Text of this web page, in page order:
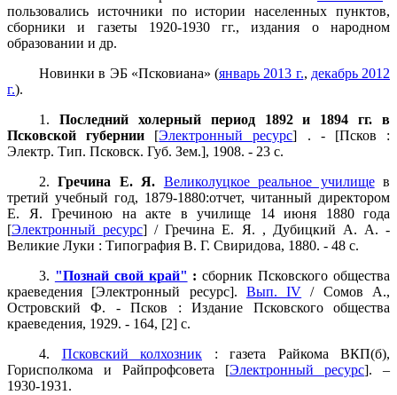
пользовались источники по истории населенных пунктов,
сборники и газеты 1920-1930 гг., издания о народном
образовании и др.
Новинки в ЭБ «Псковиана» (январь 2013 г., декабрь 2012
г.).
1. Последний холерный период 1892 и 1894 гг. в
Псковской губернии [Электронный ресурс] . - [Псков :
Электр. Тип. Псковск. Губ. Зем.], 1908. - 23 с.
2.Гречина Е. Я. Великолуцкое реальное училищев
третий учебный год, 1879-1880:отчет, читанный директором
Е. Я. Гречиною на акте в училище 14 июня 1880 года
[Электронный ресурс] / Гречина Е. Я. , Дубицкий А. А. -
Великие Луки : Типография В. Г. Свиридова, 1880. - 48 с.
3. "Познай свой край" :сборник Псковского общества
краеведения [Электронный ресурс]. Вып. IV / Сомов А.,
Островский Ф. - Псков : Издание Псковского общества
краеведения, 1929. - 164, [2] с.
4. Псковский колхозник : газета Райкома ВКП(б),
Горисполкома и Райпрофсовета [Электронный ресурс]. –
1930-1931.